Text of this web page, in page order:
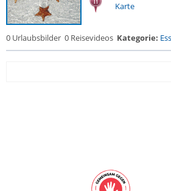
Karte
0 Urlaubsbilder 0 Reisevideos Kategorie: